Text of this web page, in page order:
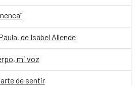
de Isabel Allende
mi voz
de sentir